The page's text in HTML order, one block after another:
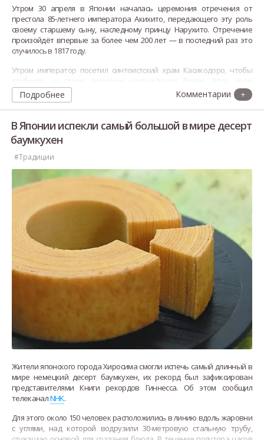
Утром 30 апреля в Японии началась церемония отречения от
престола 85-летнего императора Акихито, передающего эту роль
своему старшему сыну, наследному принцу Нарухито. Отречение
произойдёт впервые за более чем 200 лет — в последний раз это
случилось в 1817 году.
Утром император посетил синтоистский храм Касикодоро, чтобы
сообщить о своем решении синтоистским богам. Этот храм
посвящён богине солнца Аматэрасу, которая считается прямой
прародительницей императорской семьи. Сама церемония отречен
Подробнее +
В Японии испекли самый большой в мире десерт
баумкухен
#Традиции
Жители японского города Хиросима смогли испечь самый длинный в
мире немецкий десерт баумкухен, их рекорд был зафиксирован
представителями Книги рекордов Гиннесса. Об этом сообщил
телеканалNHK.
Для этого около 150 человек расположились в линию вдоль жаровни
с углями, над которой водрузили 30-метровую стальную трубу,